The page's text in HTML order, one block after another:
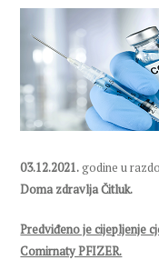
03.12.2021.godine u
Doma zdravlja Čitluk.
Predviđeno je cijepljenje
Comirnaty PFIZER.